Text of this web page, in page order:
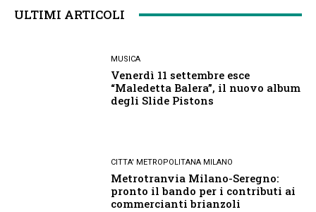
ULTIMI ARTICOLI
MUSICA
Venerdì 11 settembre esce
“Maledetta Balera”, il nuovo album
degli Slide Pistons
CITTA' METROPOLITANA MILANO
Metrotranvia Milano-Seregno:
pronto il bando per i contributi ai
commercianti brianzoli